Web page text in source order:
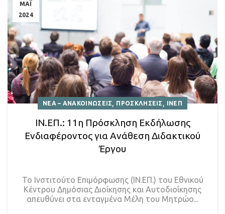
ΜΑΪ
2024
ΝΕΑ – ΑΝΑΚΟΙΝΩΣΕΙΣ, ΠΡΟΣΚΛΗΣΕΙΣ , ΙΝΕΠ
ΙΝ.ΕΠ.: 11η Πρόσκληση Εκδήλωσης
Ενδιαφέροντος για Ανάθεση Διδακτικού
Έργου
Το Ινστιτούτο Επιμόρφωσης (ΙΝ.ΕΠ.) του Εθνικού
Κέντρου Δημόσιας Διοίκησης και Αυτοδιοίκησης
απευθύνει στα ενταγμένα Μέλη του Μητρώο...